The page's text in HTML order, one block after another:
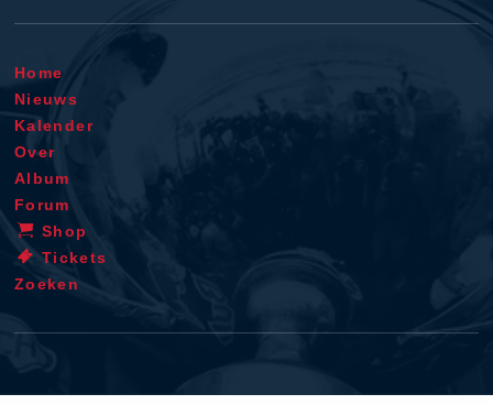
Home
Nieuws
Kalender
Over
Album
Forum
Shop
Tickets
Zoeken